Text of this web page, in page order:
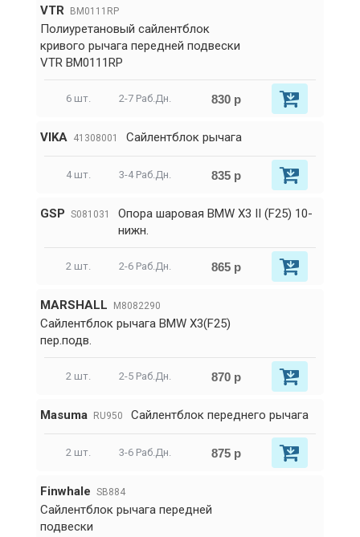
VTR BM0111RP
Полиуретановый сайлентблок
кривого рычага передней подвески
VTR BM0111RP
6 шт. 2-7 Раб.Дн. 830 р
VIKA 41308001 Сайлентблок рычага
4 шт. 3-4 Раб.Дн. 835 р
GSP S081031
Опора шаровая BMW X3 II (F25) 10-
нижн.
2 шт. 2-6 Раб.Дн. 865 р
MARSHALL M8082290
Сайлентблок рычага BMW X3(F25)
пер.подв.
2 шт. 2-5 Раб.Дн. 870 р
Masuma RU950 Сайлентблок переднего рычага
2 шт. 3-6 Раб.Дн. 875 р
Finwhale SB884
Сайлентблок рычага передней
подвески